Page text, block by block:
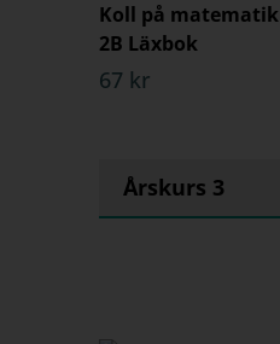
Koll på matematik
2B Läxbok
67 kr
Årskurs 3